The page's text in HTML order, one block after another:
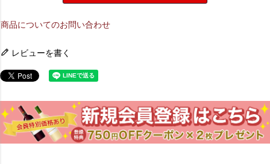
商品についてのお問い合わせ
レビューを書く